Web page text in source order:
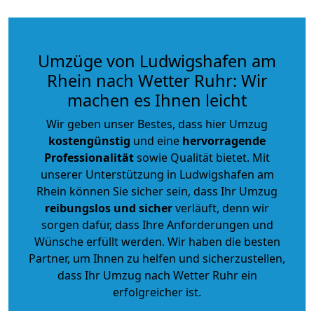
Umzüge von Ludwigshafen am
Rhein nach Wetter Ruhr: Wir
machen es Ihnen leicht
Wir geben unser Bestes, dass hier Umzug
kostengünstig und eine hervorragende
Professionalitätsowie Qualität bietet. Mit
unserer Unterstützung in Ludwigshafen am
Rhein können Sie sicher sein, dass Ihr Umzug
reibungslos und sicherverläuft, denn wir
sorgen dafür, dass Ihre Anforderungen und
Wünsche erfüllt werden. Wir haben die besten
Partner, um Ihnen zu helfen und sicherzustellen,
dass Ihr Umzug nach Wetter Ruhr ein
erfolgreicher ist.